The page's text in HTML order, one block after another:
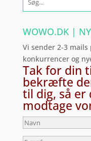
efter:
WOWO.DK |
Vi sender 2-3
konkurrencer og
Tak for din
bekræfte
til dig, så er
modtage